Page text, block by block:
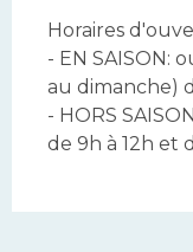
Horaires
- EN SAISON:
au dimanche)
- HORS
de 9h à 12h et